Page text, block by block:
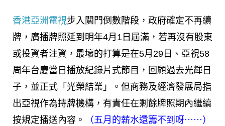
香港亞洲電視步入關門倒數階段，政府確定不再續
牌，廣播牌照延到明年4月1日屆滿，若再沒有股東
或投資者注資，最壞的打算是在5月29日、亞視58
周年台慶當日播放紀錄片式節目，回顧過去光輝日
子，並正式「光榮結業」。但商務及經濟發展局指
出亞視作為持牌機構，有責任在剩餘牌照期內繼續
按規定播送內容。
（五月的薪水還籌不到呀⋯⋯）